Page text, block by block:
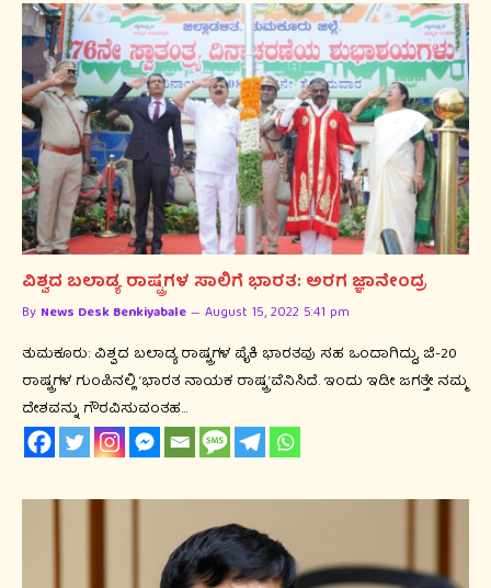
ವಿಶ್ವದ ಬಲಾಡ್ಯ ರಾಷ್ಟ್ರಗಳ ಸಾಲಿಗೆ ಭಾರತ: ಅರಗ ಜ್ಞಾನೇಂದ್ರ
By News Desk Benkiyabale August 15, 2022 5:41 pm
ತುಮಕೂರು: ವಿಶ್ವದ ಬಲಾಡ್ಯ ರಾಷ್ಟ್ರಗಳ ಪೈಕಿ ಭಾರತವು ಸಹ ಒಂದಾಗಿದ್ದು, ಜಿ-20
ರಾಷ್ಟ್ರಗಳ ಗುಂಪಿನಲ್ಲಿ ‘ಭಾರತ ನಾಯಕ ರಾಷ್ಟ್ರ’ವೆನಿಸಿದೆ. ಇಂದು ಇಡೀ ಜಗತ್ತೇ ನಮ್ಮ
ದೇಶವನ್ನು ಗೌರವಿಸುವಂತಹ…